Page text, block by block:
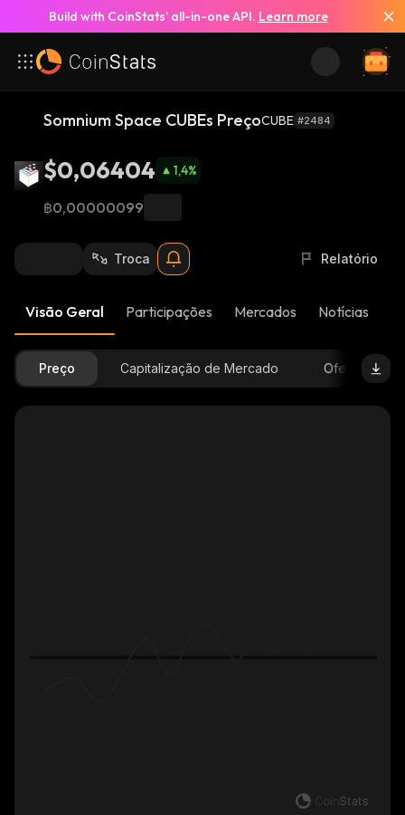
Build with CoinStats’ all-in-one API. Learn more
Somnium Space CUBEs PreçoCUBE #2484
$0,06404 1,4%
฿0,00000099
Troca Relatório
Visão Geral Participações Mercados Notícias
Preço Capitalização de Mercado Oferta